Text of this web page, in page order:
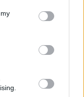
ciuchy które wam